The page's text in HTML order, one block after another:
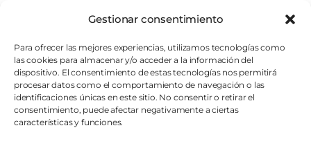
Gestionar consentimiento
Para ofrecer las mejores experiencias, utilizamos tecnologías como
las cookies para almacenar y/o acceder a la información del
dispositivo. El consentimiento de estas tecnologías nos permitirá
procesar datos como el comportamiento de navegación o las
identificaciones únicas en este sitio. No consentir o retirar el
consentimiento, puede afectar negativamente a ciertas
características y funciones.
Quiénes somos
AVISOS LEGALES
Aviso legal
Política de cookies
Política de privacidad